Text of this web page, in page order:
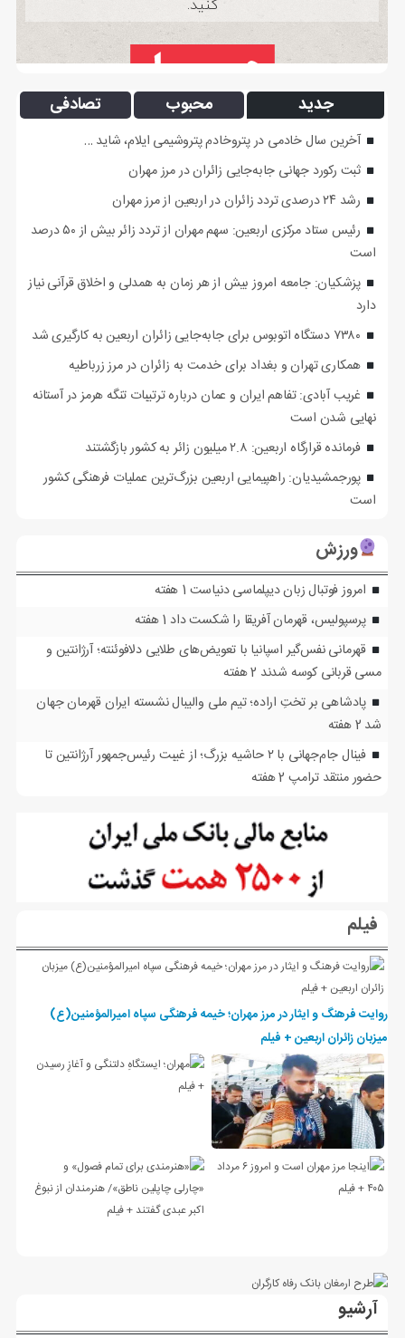
جدید محبوب تصادفی
آخرین سال خادمی در پتروخادم پتروشیمی ایلام، شاید …
ثبت رکورد جهانی جابه‌جایی زائران در مرز مهران
رشد ۲۴ درصدی تردد زائران در اربعین از مرز مهران
رئیس ستاد مرکزی اربعین: سهم مهران از تردد زائر بیش از ۵۰ درصد
است
پزشکیان: جامعه امروز بیش از هر زمان به همدلی و اخلاق قرآنی نیاز
دارد
۷۳۸۰ دستگاه اتوبوس برای جابه‌جایی زائران اربعین به‌ کارگیری شد
همکاری تهران و بغداد برای خدمت به زائران در مرز زرباطیه
غریب آبادی: تفاهم ایران و عمان درباره ترتیبات تنگه هرمز در آستانه
نهایی شدن است
فرمانده قرارگاه اربعین: ۲.۸ میلیون زائر به کشور بازگشتند
پورجمشیدیان: راهپیمایی اربعین بزرگ‌ترین عملیات فرهنگی کشور
است
ورزش
امروز فوتبال زبان دیپلماسی دنیاست 1 هفته
پرسپولیس، قهرمان آفریقا را شکست داد 1 هفته
قهرمانی نفس‌گیر اسپانیا با تعویض‌های طلایی دلافوئنته؛ آرژانتین و
مسی قربانی کوسه شدند 2 هفته
پادشاهی بر تختِ اراده؛ تیم ملی والیبال نشسته ایران قهرمان جهان
شد 2 هفته
فینال جام‌جهانی با ۲ حاشیه بزرگ؛ از غیبت رئیس‌جمهور آرژانتین تا
حضور منتقد ترامپ 2 هفته
فیلم
روایت فرهنگ و ایثار در مرز مهران؛ خیمه فرهنگی سپاه امیرالمؤمنین(ع)
میزبان زائران اربعین + فیلم
آرشیو